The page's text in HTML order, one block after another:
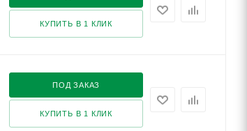
КУПИТЬ В 1 КЛИК
ПОД ЗАКАЗ
КУПИТЬ В 1 КЛИК